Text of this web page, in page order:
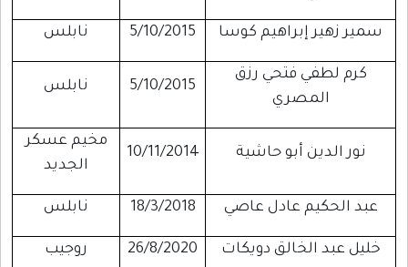
سمير زهير إبراهيم كوسا 5/10/2015 نابلس
كرم لطفي فتحي رزق
المصري
5/10/2015 نابلس
نور الدين أبو حاشية 10/11/2014
مخيم عسكر
الجديد
عبد الحكيم عادل عاصي 18/3/2018 نابلس
خليل عبد الخالق دويكات 26/8/2020 روجيب